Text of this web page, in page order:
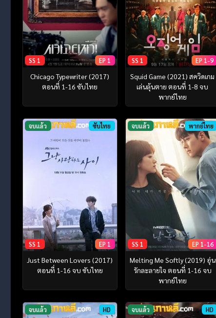
SS 1 EP 1
Chicago Typewriter (2017)
ตอนที่ 1-16 ซับไทย
SS 1 EP 1-9
Squid Game (2021) สควิดเกม
เล่นลุ้นตาย ตอนที่ 1-8 จบ
พากย์ไทย
จบแล้ว ซับไทย
SS 1 EP 1
Just Between Lovers (2017)
ตอนที่ 1-16 จบ ซับไทย
จบแล้ว พากย์ไทย
SS 1 EP 1-16
Melting Me Softly (2019) อุ่น
รักละลายใจ ตอนที่ 1-16 จบ
พากย์ไทย
จบแล้ว HD จบแล้ว HD